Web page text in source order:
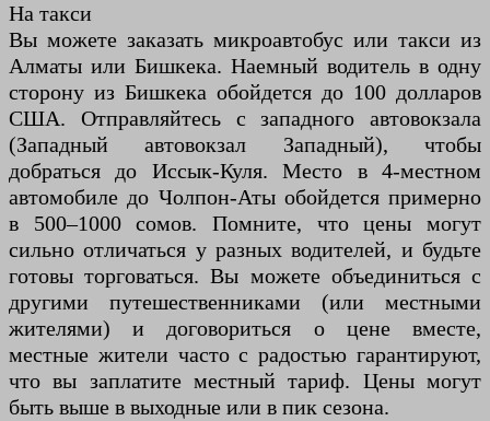
На такси
Вы можете заказать микроавтобус или такси из
Алматы или Бишкека. Наемный водитель в одну
сторону из Бишкека обойдется до 100 долларов
США. Отправляйтесь с западного автовокзала
(Западный автовокзал Западный), чтобы
добраться до Иссык-Куля. Место в 4-местном
автомобиле до Чолпон-Аты обойдется примерно
в 500–1000 сомов. Помните, что цены могут
сильно отличаться у разных водителей, и будьте
готовы торговаться. Вы можете объединиться с
другими путешественниками (или местными
жителями) и договориться о цене вместе,
местные жители часто с радостью гарантируют,
что вы заплатите местный тариф. Цены могут
быть выше в выходные или в пик сезона.